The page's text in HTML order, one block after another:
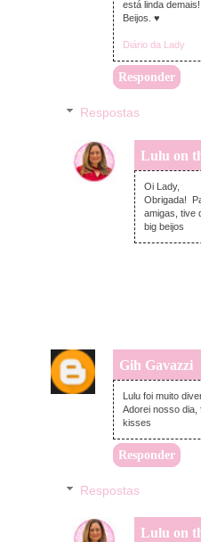
está linda demais!
Beijos. ♥
Diário da Lady
Responder
Respostas
Lulu on
Oi Lady,
Obrigada!
amigas, tive
big beijos
Gih Gavazzi
Lulu foi muito
Adorei nosso dia,
kisses
Responder
Respostas
Lulu on